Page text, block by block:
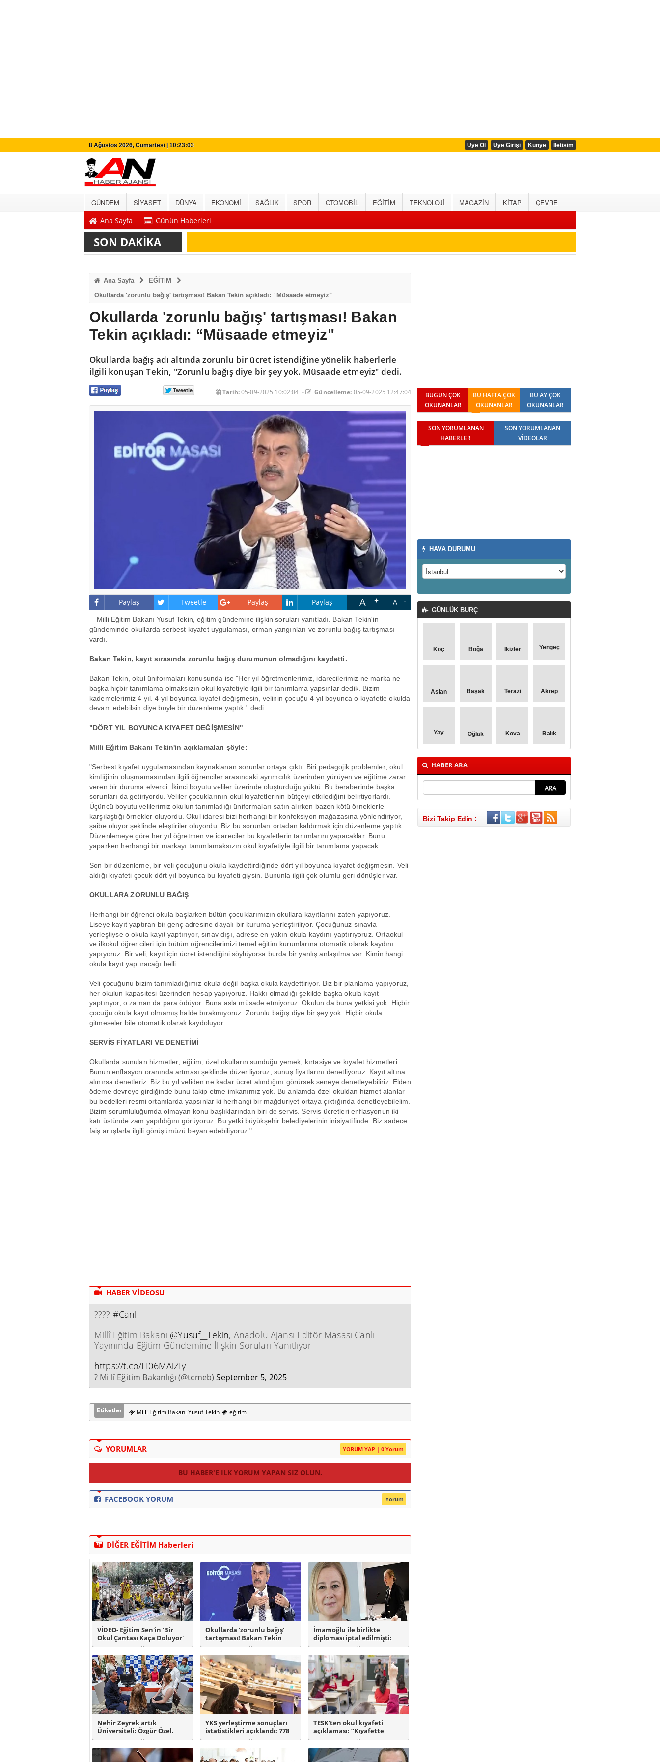
8 Ağustos 2026, Cumartesi | 10:23:04 Üye Ol Üye Girişi Künye İletisim
GÜNDEM SİYASET DÜNYA EKONOMİ SAĞLIK SPOR OTOMOBİL EĞİTİM TEKNOLOJİ MAGAZİN KİTAP
ÇEVRE
Ana Sayfa
Günün Haberleri
SON DAKİKA
Ana Sayfa
EĞİTİM
Okullarda 'zorunlu bağış' tartışması! Bakan Tekin açıkladı: “Müsaade etmeyiz"
Okullarda 'zorunlu bağış' tartışması! Bakan
Tekin açıkladı: “Müsaade etmeyiz"
Okullarda bağış adı altında zorunlu bir ücret istendiğine yönelik haberlerle
ilgili konuşan Tekin, "Zorunlu bağış diye bir şey yok. Müsaade etmeyiz" dedi.
Tarih:05-09-2025 10:02:04 - Güncelleme: 05-09-2025 12:47:04
Paylaş Tweetle Paylaş Paylaş A A
Milli Eğitim Bakanı Yusuf Tekin, eğitim gündemine ilişkin soruları yanıtladı. Bakan Tekin'in
gündeminde okullarda serbest kıyafet uygulaması, orman yangınları ve zorunlu bağış tartışması
vardı.
Bakan Tekin, kayıt sırasında zorunlu bağış durumunun olmadığını kaydetti.
Bakan Tekin, okul üniformaları konusunda ise "Her yıl öğretmenlerimiz, idarecilerimiz ne marka ne
başka hiçbir tanımlama olmaksızın okul kıyafetiyle ilgili bir tanımlama yapsınlar dedik. Bizim
kademelerimiz 4 yıl. 4 yıl boyunca kıyafet değişmesin, velinin çocuğu 4 yıl boyunca o kıyafetle okulda
devam edebilsin diye böyle bir düzenleme yaptık." dedi.
"DÖRT YIL BOYUNCA KIYAFET DEĞİŞMESİN"
Milli Eğitim Bakanı Tekin'in açıklamaları şöyle:
"Serbest kıyafet uygulamasından kaynaklanan sorunlar ortaya çıktı. Biri pedagojik problemler; okul
kimliğinin oluşmamasından ilgili öğrenciler arasındaki ayrımcılık üzerinden yürüyen ve eğitime zarar
veren bir duruma elverdi. İkinci boyutu veliler üzerinde oluşturduğu yüktü. Bu beraberinde başka
sorunları da getiriyordu. Veliler çocuklarının okul kıyafetlerinin bütçeyi etkilediğini belirtiyorlardı.
Üçüncü boyutu velilerimiz okulun tanımladığı üniformaları satın alırken bazen kötü örneklerle
karşılaştığı örnekler oluyordu. Okul idaresi bizi herhangi bir konfeksiyon mağazasına yönlendiriyor,
şaibe oluyor şeklinde eleştiriler oluyordu. Biz bu sorunları ortadan kaldırmak için düzenleme yaptık.
Düzenlemeye göre her yıl öğretmen ve idareciler bu kıyafetlerin tanımlarını yapacaklar. Bunu
yaparken herhangi bir markayı tanımlamaksızın okul kıyafetiyle ilgili bir tanımlama yapacak.
Son bir düzenleme, bir veli çocuğunu okula kaydettirdiğinde dört yıl boyunca kıyafet değişmesin. Veli
aldığı kıyafeti çocuk dört yıl boyunca bu kıyafeti giysin. Bununla ilgili çok olumlu geri dönüşler var.
OKULLARA ZORUNLU BAĞIŞ
Herhangi bir öğrenci okula başlarken bütün çocuklarımızın okullara kayıtlarını zaten yapıyoruz.
Liseye kayıt yaptıran bir genç adresine dayalı bir kuruma yerleştiriliyor. Çocuğunuz sınavla
yerleştiyse o okula kayıt yaptırıyor, sınav dışı, adrese en yakın okula kaydını yaptırıyoruz. Ortaokul
ve ilkokul öğrencileri için bütüm öğrencilerimizi temel eğitim kurumlarına otomatik olarak kaydını
yapıyoruz. Bir veli, kayıt için ücret istendiğini söylüyorsa burda bir yanlış anlaşılma var. Kimin hangi
okula kayıt yaptıracağı belli.
Veli çocuğunu bizim tanımladığımız okula değil başka okula kaydettiriyor. Biz bir planlama yapıyoruz,
her okulun kapasitesi üzerinden hesap yapıyoruz. Hakkı olmadığı şekilde başka okula kayıt
yaptırıyor, o zaman da para ödüyor. Buna asla müsade etmiyoruz. Okulun da buna yetkisi yok. Hiçbir
çocuğu okula kayıt olmamış halde bırakmıyoruz. Zorunlu bağış diye bir şey yok. Hiçbir okula
gitmeseler bile otomatik olarak kaydoluyor.
SERVİS FİYATLARI VE DENETİMİ
Okullarda sunulan hizmetler; eğitim, özel okulların sunduğu yemek, kırtasiye ve kıyafet hizmetleri.
Bunun enflasyon oranında artması şeklinde düzenliyoruz, sunuş fiyatlarını denetliyoruz. Kayıt altına
alınırsa denetleriz. Biz bu yıl veliden ne kadar ücret alındığını görürsek seneye denetleyebiliriz. Elden
ödeme devreye girdiğinde bunu takip etme imkanımız yok. Bu anlamda özel okuldan hizmet alanlar
bu bedelleri resmi ortamlarda yapsınlar ki herhangi bir mağduriyet ortaya çıktığında denetleyebilelim.
Bizim sorumluluğumda olmayan konu başlıklarından biri de servis. Servis ücretleri enflasyonun iki
katı üstünde zam yapıldığını görüyoruz. Bu yetki büyükşehir belediyelerinin inisiyatifinde. Biz sadece
faiş artışlarla ilgili görüşümüzü beyan edebiliyoruz."
HABER VİDEOSU
???? #Canlı
Millî Eğitim Bakanı @Yusuf__Tekin, Anadolu Ajansı Editör Masası Canlı
Yayınında Eğitim Gündemine İlişkin Soruları Yanıtlıyor
https://t.co/LI06MAiZIy
? Millî Eğitim Bakanlığı (@tcmeb)September 5, 2025
Etiketler Milli Eğitim Bakanı Yusuf Tekin eğitim
YORUMLAR YORUM YAP | 0 Yorum
BU HABER'E ILK YORUM YAPAN SIZ OLUN.
FACEBOOK YORUM Yorum
DİĞER EĞİTİM Haberleri
VİDEO- Eğitim Sen'in 'Bir
Okul Çantası Kaça Doluyor'
açıklam..
Okullarda 'zorunlu bağış'
tartışması! Bakan Tekin
açıkladı: ..
İmamoğlu ile birlikte
diploması iptal edilmişti:
Prof. Dr. A..
Nehir Zeyrek artık
Üniversiteli: Özgür Özel,
Nehir Zeyrek'in..
YKS yerleştirme sonuçları
istatistikleri açıklandı: 778
bin ..
TESK'ten okul kıyafeti
açıklaması: ”Kıyafette
dayatma değil ..
BUGÜN ÇOK
OKUNANLAR
BU HAFTA ÇOK
OKUNANLAR
BU AY ÇOK
OKUNANLAR
SON YORUMLANAN
HABERLER
SON YORUMLANAN
VİDEOLAR
HAVA DURUMU
GÜNLÜK BURÇ
Koç Boğa İkizler Yengeç
Aslan Başak Terazi Akrep
Yay Oğlak Kova Balık
HABER ARA
Bizi Takip Edin :